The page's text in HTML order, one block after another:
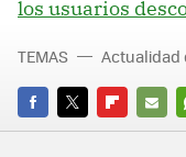
los usuarios
FACEBOOK
TWITTERFLIPBOARD
E-
TEMAS Actualidad